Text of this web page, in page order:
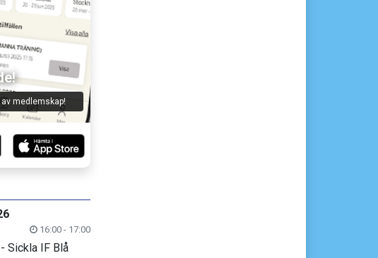
medlemskap!
16:00 - 17:00
Sickla IF Blå